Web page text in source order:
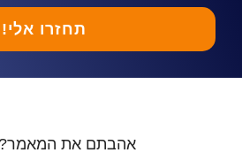
תחזרו אלי!
אהבתם את